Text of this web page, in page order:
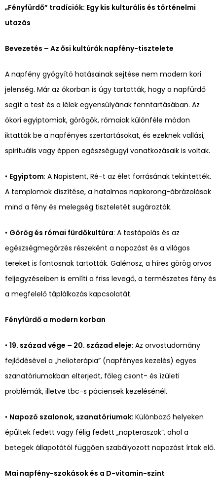
„Fényfürdő” tradíciók: Egy kis kulturális és történelmi
utazás
Bevezetés – Az ősi kultúrák napfény-tisztelete
A napfény gyógyító hatásainak sejtése nem modern kori
jelenség. Már az ókorban is úgy tartották, hogy a napfürdő
segít a test és a lélek egyensúlyának fenntartásában. Az
ókori egyiptomiak, görögök, rómaiak különféle módon
iktatták be a napfényes szertartásokat, és ezeknek vallási,
spirituális vagy éppen egészségügyi vonatkozásaik is voltak.
• Egyiptom: A Napistent, Ré-t az élet forrásának tekintették.
A templomok díszítése, a hatalmas napkorong-ábrázolások
mind a fény és melegség tiszteletét sugározták.
• Görög és római fürdőkultúra: A testápolás és az
egészségmegőrzés részeként a napozást és a világos
tereket is fontosnak tartották. Galénosz, a híres görög orvos
feljegyzéseiben is említi a friss levegő, a természetes fény és
a megfelelő táplálkozás kapcsolatát.
Fényfürdő a modern korban
• 19. század vége – 20. század eleje: Az orvostudomány
fejlődésével a „helioterápia” (napfényes kezelés) egyes
szanatóriumokban elterjedt, főleg csont- és ízületi
problémák, illetve tbc-s páciensek kezelésénél.
• Napozó szalonok, szanatóriumok: Különböző helyeken
épültek fedett vagy félig fedett „napteraszok”, ahol a
betegek állapotától függően szabályozott napozást írtak elő.
Mai napfény-szokások és a D-vitamin-szint